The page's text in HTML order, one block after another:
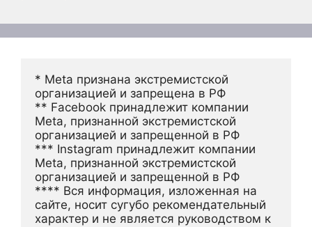
* Meta признана экстремистской
организацией и запрещена в РФ
** Facebook принадлежит компании
Meta, признанной экстремистской
организацией и запрещенной в РФ
*** Instagram принадлежит компании
Meta, признанной экстремистской
организацией и запрещенной в РФ
**** Вся информация, изложенная на
сайте, носит сугубо рекомендательный
характер и не является руководством к